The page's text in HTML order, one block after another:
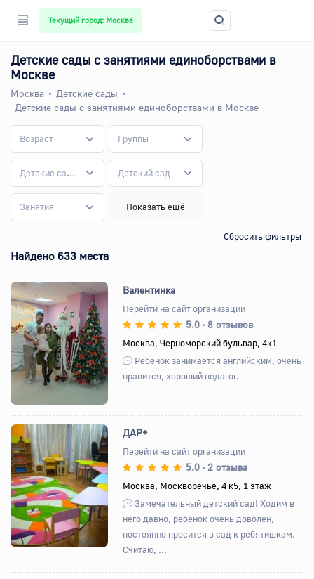
Текущий город: Москва
Детские сады с занятиями единоборствами в
Москве
Москва
Детские сады
Детские сады с занятиями единоборствами в Москве
Возраст Группы
Детские сады Детский сад
Занятия Показать ещё
Сбросить фильтры
Найдено 633 места
Назад Вперед
Валентинка
Перейти на сайт организации
5.0 • 8 отзывов
Москва, Черноморский бульвар, 4к1
Ребенок занимается английским, очень
нравится, хороший педагог.
Назад Вперед
ДАР+
Перейти на сайт организации
5.0 • 2 отзыва
Москва, Москворечье, 4 к5, 1 этаж
Замечательный детский сад! Ходим в
него давно, ребенок очень доволен,
постоянно просится в сад к ребятишкам.
Считаю, ...